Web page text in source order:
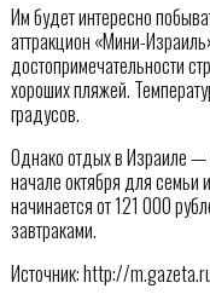
Им будет интересно
аттракцион «Мини-
достопримечательности
хороших пляжей.
градусов.
Однако отдых в Израиле —
начале октября для семьи
начинается от 121 000
завтраками.
Источник: http://